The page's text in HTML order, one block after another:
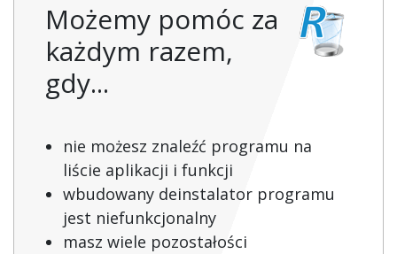
Możemy pomóc za
każdym razem,
gdy...
nie możesz znaleźć programu na
liście aplikacji i funkcji
wbudowany deinstalator programu
jest niefunkcjonalny
masz wiele pozostałości